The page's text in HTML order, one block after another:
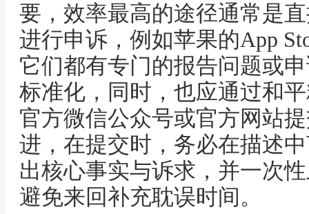
要，效率最高的途径通常是
进行申诉，例如苹果的App
它们都有专门的报告问题或
标准化，同时，也应通过和
官方微信公众号或官方网站
进，在提交时，务必在描述
出核心事实与诉求，并一次
避免来回补充耽误时间。